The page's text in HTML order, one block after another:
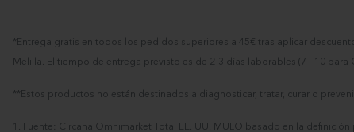
*Entrega gratis en todos los pedidos superiores a 45€ tras aplicar
Melilla. El tiempo de entrega previsto es de 2-3 días laborables (7 - 10
**Estos productos no están destinados a diagnosticar, tratar, curar o
1. Fuente: Circana Omnimarket Total EE. UU. MULO basado en la